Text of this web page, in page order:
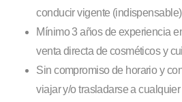
conducir vigente
Mínimo 3 años de experiencia
venta directa de cosméticos y
Sin compromiso de horario y
viajar y/o trasladarse a